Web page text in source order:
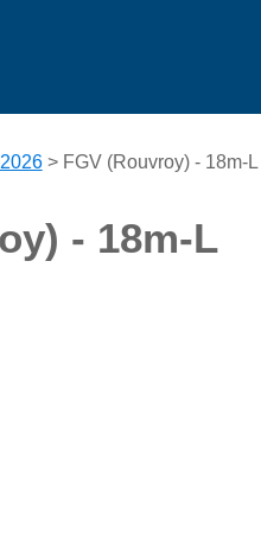
> FGV (Rouvroy) - 18m-L
- 18m-L